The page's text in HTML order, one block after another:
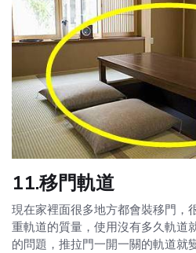
11.移門軌道
現在家裡面很多地方都會裝移門，
重軌道的質量，使用沒有多久軌道
的問題，推拉門一開一關的軌道就